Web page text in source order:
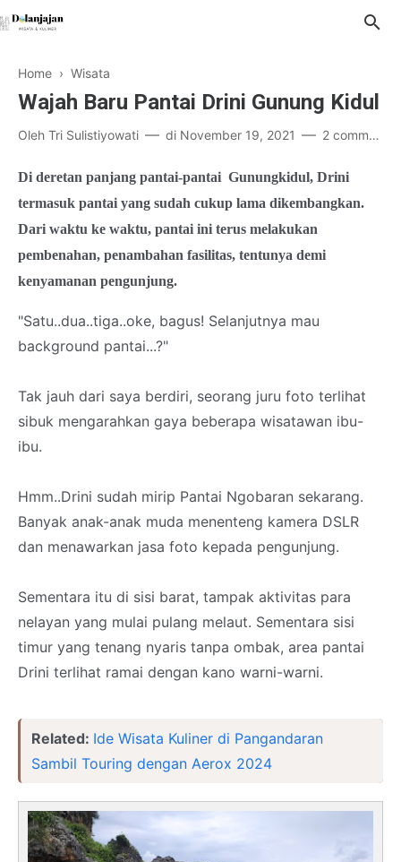
Home › Wisata
Wajah Baru Pantai Drini Gunung Kidul
Oleh Tri Sulistiyowati di November 19, 2021 2 comments
Di deretan panjang pantai-pantai Gunungkidul, Drini
termasuk pantai yang sudah cukup lama dikembangkan.
Dari waktu ke waktu, pantai ini terus melakukan
pembenahan, penambahan fasilitas, tentunya demi
kenyamanan pengunjung.
"Satu..dua..tiga..oke, bagus! Selanjutnya mau
background pantai...?"
Tak jauh dari saya berdiri, seorang juru foto terlihat
sibuk mengarahkan gaya beberapa wisatawan ibu-
ibu.
Hmm..Drini sudah mirip Pantai Ngobaran sekarang.
Banyak anak-anak muda menenteng kamera DSLR
dan menawarkan jasa foto kepada pengunjung.
Sementara itu di sisi barat, tampak aktivitas para
nelayan yang mulai pulang melaut. Sementara sisi
timur yang tenang nyaris tanpa ombak, area pantai
Drini terlihat ramai dengan kano warni-warni.
Related: Ide Wisata Kuliner di Pangandaran
Sambil Touring dengan Aerox 2024